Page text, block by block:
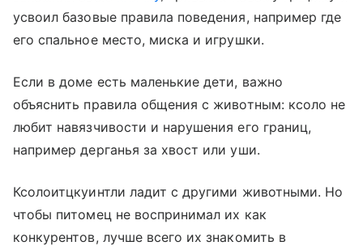
усвоил базовые правила поведения, например где
его спальное место, миска и игрушки.
Если в доме есть маленькие дети, важно
объяснить правила общения с животным: ксоло не
любит навязчивости и нарушения его границ,
например дерганья за хвост или уши.
Ксолоитцкуинтли ладит с другими животными. Но
чтобы питомец не воспринимал их как
конкурентов, лучше всего их знакомить в